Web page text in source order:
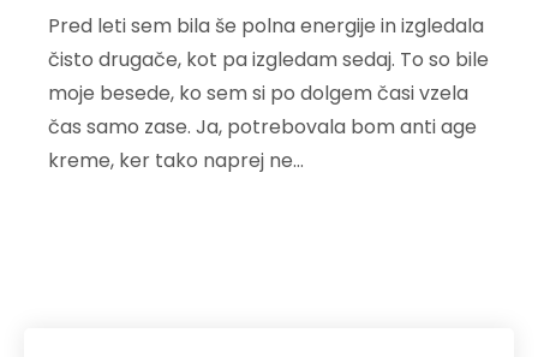
Pred leti sem bila še polna energije in izgledala
čisto drugače, kot pa izgledam sedaj. To so bile
moje besede, ko sem si po dolgem časi vzela
čas samo zase. Ja, potrebovala bom anti age
kreme, ker tako naprej ne…